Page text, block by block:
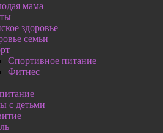
мама
здоровье
семьи
Спортивное питание
Фитнес
с детьми